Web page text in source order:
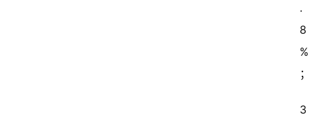
.
8
%
3